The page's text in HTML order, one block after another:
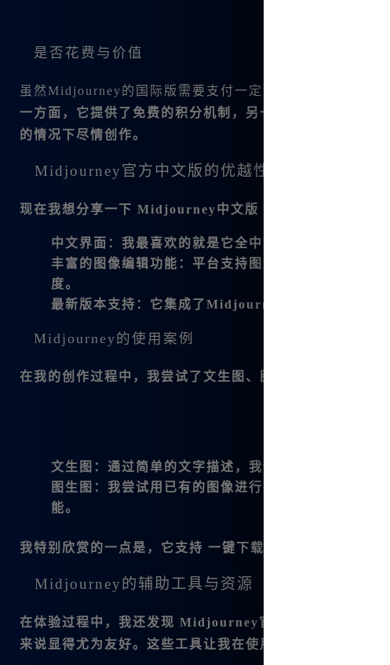
是否花费与价值
虽然Midjourney的国际版需要支付一定的费用才能使用，
一方面，它提供了免费的积分机制，另一方面，它的部分
的情况下尽情创作。
Midjourney官方中文版的优越性
现在我想分享一下 Midjourney中文版
中文界面 ：我最喜欢的就是它全中文的界面，让我在
丰富的图像编辑功能 ：平台支持图片的微调、变幻、
度。
最新版本支持 ：它集成了Midjourney V6.1、niji6版
Midjourney的使用案例
在我的创作过程中，我尝试了文生图、图生图等各种功能
文生图 ：通过简单的文字描述，我快速生成了出色的
图生图 ：我尝试用已有的图像进行扩图和重绘，得到
能。
我特别欣赏的一点是，它支持 一键下载
Midjourney的辅助工具与资源
在体验过程中，我还发现 Midjourney官方中文版
来说显得尤为友好。这些工具让我在使用中减少了很多复杂